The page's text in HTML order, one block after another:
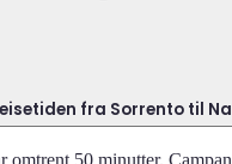
fra Sorrento til
omtrent 50 minutter.